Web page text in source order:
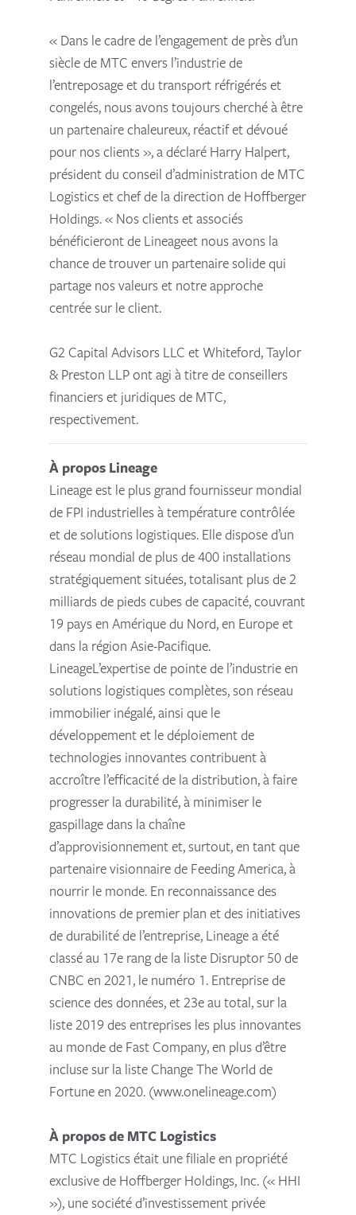
« Dans le cadre de l’engagement de près d’un
siècle de MTC envers l’industrie de
l’entreposage et du transport réfrigérés et
congelés, nous avons toujours cherché à être
un partenaire chaleureux, réactif et dévoué
pour nos clients », a déclaré Harry Halpert,
président du conseil d’administration de MTC
Logistics et chef de la direction de Hoffberger
Holdings. « Nos clients et associés
bénéficieront de Lineageet nous avons la
chance de trouver un partenaire solide qui
partage nos valeurs et notre approche
centrée sur le client.
G2 Capital Advisors LLC et Whiteford, Taylor
& Preston LLP ont agi à titre de conseillers
financiers et juridiques de MTC,
respectivement.
À propos Lineage
Lineage est le plus grand fournisseur mondial
de FPI industrielles à température contrôlée
et de solutions logistiques. Elle dispose d’un
réseau mondial de plus de 400 installations
stratégiquement situées, totalisant plus de 2
milliards de pieds cubes de capacité, couvrant
19 pays en Amérique du Nord, en Europe et
dans la région Asie-Pacifique.
LineageL’expertise de pointe de l’industrie en
solutions logistiques complètes, son réseau
immobilier inégalé, ainsi que le
développement et le déploiement de
technologies innovantes contribuent à
accroître l’efficacité de la distribution, à faire
progresser la durabilité, à minimiser le
gaspillage dans la chaîne
d’approvisionnement et, surtout, en tant que
partenaire visionnaire de Feeding America, à
nourrir le monde. En reconnaissance des
innovations de premier plan et des initiatives
de durabilité de l’entreprise, Lineage a été
classé au 17e rang de la liste Disruptor 50 de
CNBC en 2021, le numéro 1. Entreprise de
science des données, et 23e au total, sur la
liste 2019 des entreprises les plus innovantes
au monde de Fast Company, en plus d’être
incluse sur la liste Change The World de
Fortune en 2020. (www.onelineage.com)
À propos de MTC Logistics
MTC Logistics était une filiale en propriété
exclusive de Hoffberger Holdings, Inc. (« HHI
»), une société d’investissement privée